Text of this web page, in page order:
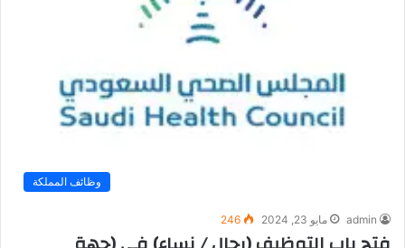
وظائف المملكة
admin مايو 23, 2024 246